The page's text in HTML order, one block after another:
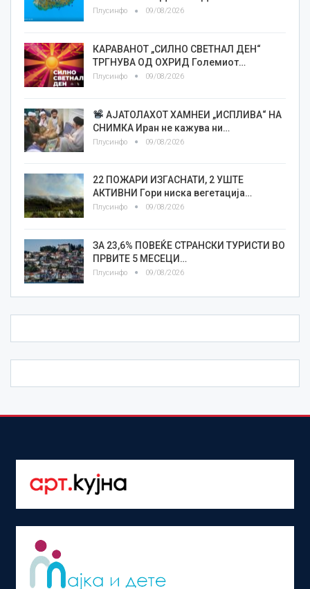
Плусинфо 09/08/2026
КАРАВАНОТ „СИЛНО СВЕТНАЛ ДЕН“
ТРГНУВА ОД ОХРИД Големиот…
Плусинфо 09/08/2026
АЈАТОЛАХОТ ХАМНЕИ „ИСПЛИВА“ НА
СНИМКА Иран не кажува ни…
Плусинфо 09/08/2026
22 ПОЖАРИ ИЗГАСНАТИ, 2 УШТЕ
АКТИВНИ Гори ниска вегетација…
Плусинфо 09/08/2026
ЗА 23,6% ПОВЕЌЕ СТРАНСКИ ТУРИСТИ ВО
ПРВИТЕ 5 МЕСЕЦИ…
Плусинфо 09/08/2026